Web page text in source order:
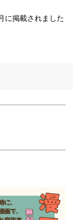
に掲載されました